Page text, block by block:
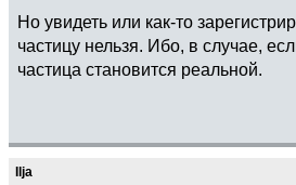
Но увидеть или как-то
частицу нельзя. Ибо, в случае,
частица становится реальной.
Ilja